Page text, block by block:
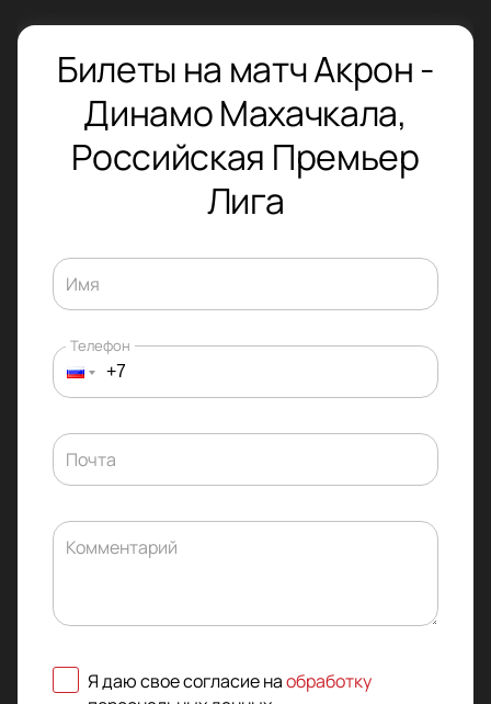
Билеты на матч Акрон -
Динамо Махачкала,
Российская Премьер
Лига
Имя
Телефон
Почта
Комментарий
Я даю свое согласие наобработку